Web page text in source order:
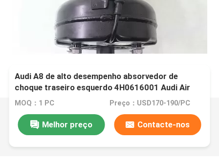
Audi A8 de alto desempenho absorvedor de
choque traseiro esquerdo 4H0616001 Audi Air
Shocks
MOQ：1 PC Preço：USD170-190/PC
Melhor preço Contacte-nos